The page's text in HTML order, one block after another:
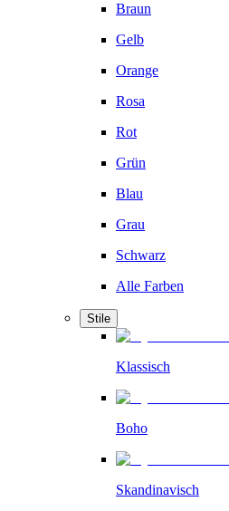
Braun
Gelb
Orange
Rosa
Rot
Grün
Blau
Grau
Schwarz
Alle Farben
Stile
Klassisch
Boho
Skandinavisch